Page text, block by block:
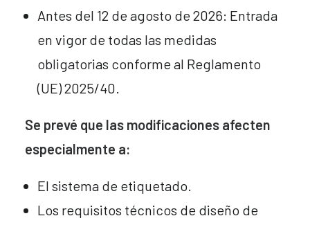
Antes del 12 de agosto de 2026: Entrada
en vigor de todas las medidas
obligatorias conforme al Reglamento
(UE) 2025/40.
Se prevé que las modificaciones afecten
especialmente a:
El sistema de etiquetado.
Los requisitos técnicos de diseño de